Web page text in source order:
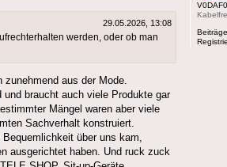
29.05.2026, 13:08
werden, oder ob man
aus der Mode.
braucht auch viele Produkte gar
Mängel waren aber viele
Sachverhalt konstruiert.
über uns kam,
ausgerichtet haben. Und ruck zuck